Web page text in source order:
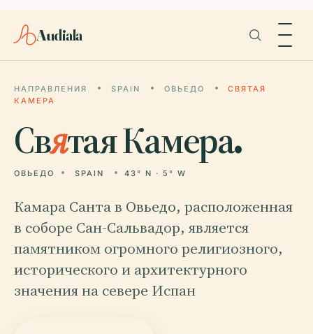
Audiala
НАПРАВЛЕНИЯ SPAIN ОВЬЕДО
СВЯТАЯ
КАМЕРА
Святая Камера.
ОВЬЕДО SPAIN 43° N · 5° W
Камара Санта в Овьедо, расположенная
в соборе Сан-Сальвадор, является
памятником огромного религиозного,
исторического и архитектурного
значения на севере Испан